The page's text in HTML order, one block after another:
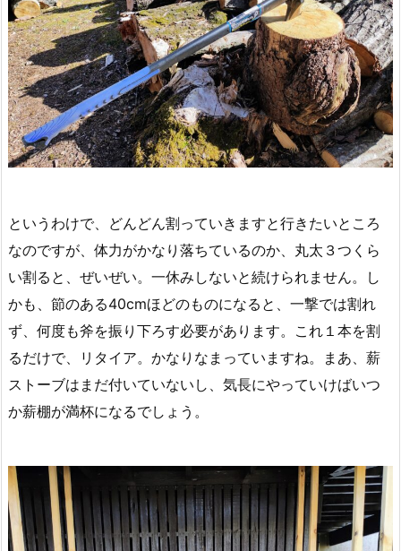
というわけで、どんどん割っていきますと行きたいところ
なのですが、体力がかなり落ちているのか、丸太３つくら
い割ると、ぜいぜい。一休みしないと続けられません。し
かも、節のある40cmほどのものになると、一撃では割れ
ず、何度も斧を振り下ろす必要があります。これ１本を割
るだけで、リタイア。かなりなまっていますね。まあ、薪
ストーブはまだ付いていないし、気長にやっていけばいつ
か薪棚が満杯になるでしょう。